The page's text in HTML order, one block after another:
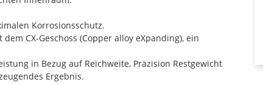
Korrosionsschutz.
CX-Geschoss (Copper alloy eXpanding), ein
in Bezug auf Reichweite, Präzision Restgewicht
Ergebnis.